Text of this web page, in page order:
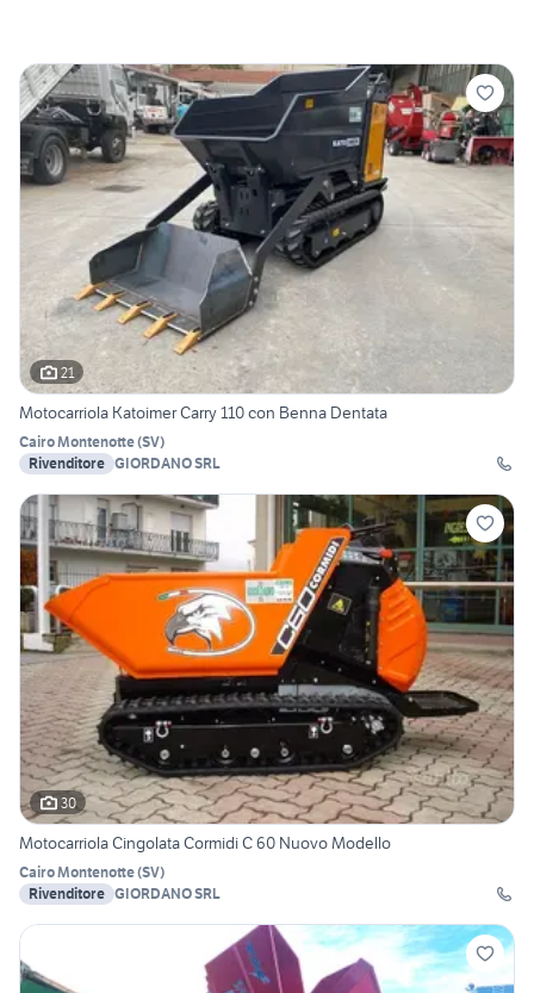
21
Motocarriola Katoimer Carry 110 con Benna Dentata
Cairo Montenotte(SV)
Rivenditore GIORDANO SRL
30
Motocarriola Cingolata Cormidi C 60 Nuovo Modello
Cairo Montenotte(SV)
Rivenditore GIORDANO SRL